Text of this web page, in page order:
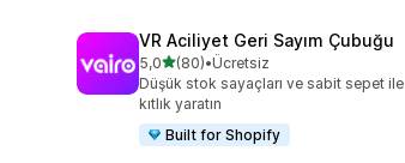
VR Aciliyet Geri Sayım Çubuğu
5,05 yıldız üzerinden
(80)
toplam 80 değerlendirme
•Ücretsiz
Düşük stok sayaçları ve sabit sepet ile
kıtlık yaratın
Built for Shopify